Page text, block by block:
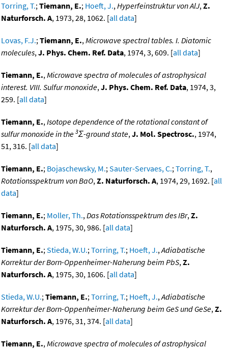
Torring, T.;Tiemann, E.; Hoeft, J.,Hyperfeinstruktur von AlJ,Z.
Naturforsch. A, 1973, 28, 1062. [all data]
Lovas, F.J.;Tiemann, E.,Microwave spectral tables. I. Diatomic
molecules,J. Phys. Chem. Ref. Data, 1974, 3, 609. [all data]
Tiemann, E.,Microwave spectra of molecules of astrophysical
interest. VIII. Sulfur monoxide,J. Phys. Chem. Ref. Data, 1974, 3,
259. [all data]
Tiemann, E.,Isotope dependence of the rotational constant of
sulfur monoxide in the 3Σ-ground state,J. Mol. Spectrosc., 1974,
51, 316. [all data]
Tiemann, E.; Bojaschewsky, M.;Sauter-Servaes, C.;Torring, T.,
Rotationsspektrum von BaO,Z. Naturforsch. A, 1974, 29, 1692. [all
data]
Tiemann, E.; Moller, Th.,Das Rotationsspektrum des IBr,Z.
Naturforsch. A, 1975, 30, 986. [all data]
Tiemann, E.;Stieda, W.U.;Torring, T.; Hoeft, J.,Adiabatische
Korrektur der Born-Oppenheimer-Naherung beim PbS,Z.
Naturforsch. A, 1975, 30, 1606. [all data]
Stieda, W.U.;Tiemann, E.;Torring, T.; Hoeft, J.,Adiabatische
Korrektur der Born-Oppenheimer-Naherung beim GeS und GeSe,Z.
Naturforsch. A, 1976, 31, 374. [all data]
Tiemann, E.,Microwave spectra of molecules of astrophysical